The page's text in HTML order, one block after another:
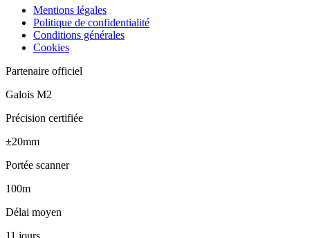
Mentions légales
Politique de confidentialité
Conditions générales
Cookies
Partenaire officiel
Galois M2
Précision certifiée
±20mm
Portée scanner
100m
Délai moyen
11 jours